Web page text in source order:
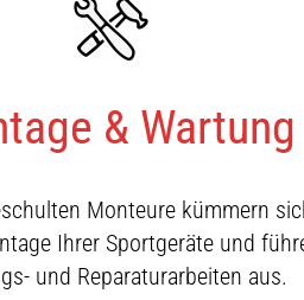
& Wartung
Monteure kümmern
Ihrer Sportgeräte und
und Reparaturarbeiten aus.